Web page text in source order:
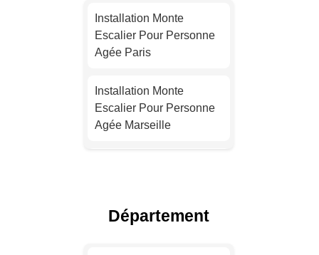
Installation Monte
Escalier Pour Personne
Agée Paris
Installation Monte
Escalier Pour Personne
Agée Marseille
Département